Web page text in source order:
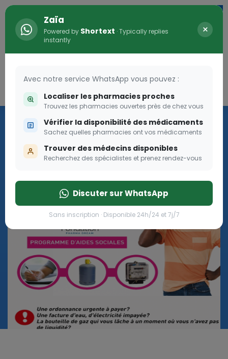
Les aides sociales Pharma
Dream
Les aides sociales Pharma Dream, des aides qui tombent à
Go
Zaïa
Powered by Shortext · Typically replies
instantly
×
Avec notre service WhatsApp vous pouvez :
Localiser les pharmacies proches
Trouvez les pharmacies ouvertes près de chez vous
Vérifier la disponibilité des médicaments
Sachez quelles pharmacies ont vos médicaments
Trouver des médecins disponibles
Recherchez des spécialistes et prenez rendez-vous
Discuter sur WhatsApp
Sans inscription · Disponible 24h/24 et 7j/7